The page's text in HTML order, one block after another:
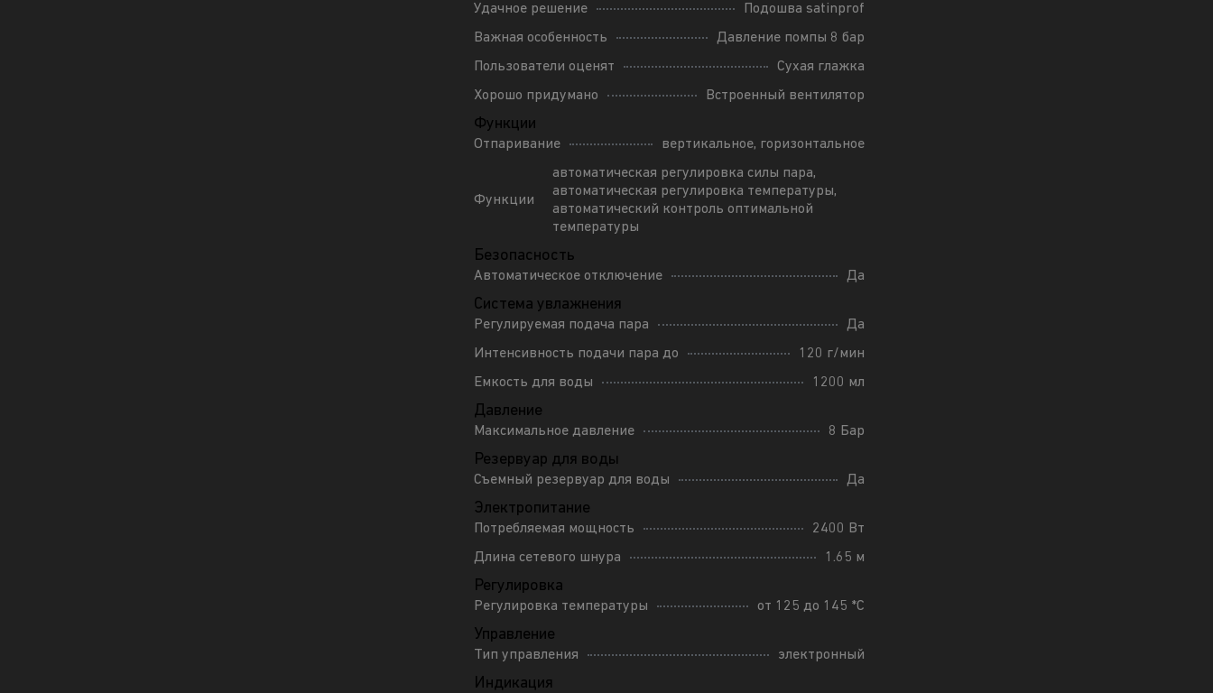
Удачное решение
Подошва satinprof
Важная особенность
Давление помпы 8 бар
Пользователи оценят
Сухая глажка
Хорошо придумано
Встроенный вентилятор
Функции
Отпаривание вертикальное, горизонтальное
Функции
автоматическая регулировка силы пара,
автоматическая регулировка температуры,
автоматический контроль оптимальной
температуры
Безопасность
Автоматическое отключение Да
Система увлажнения
Регулируемая подача пара
Да
Интенсивность подачи пара до
120 г/мин
Емкость для воды
1200 мл
Давление
Максимальное давление 8 Бар
Резервуар для воды
Съемный резервуар для воды Да
Электропитание
Потребляемая мощность
2400 Вт
Длина сетевого шнура
1.65 м
Регулировка
Регулировка температуры от 125 до 145 *С
Управление
Тип управления электронный
Индикация